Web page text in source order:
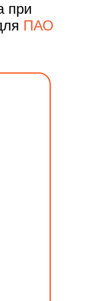
при
ПАО